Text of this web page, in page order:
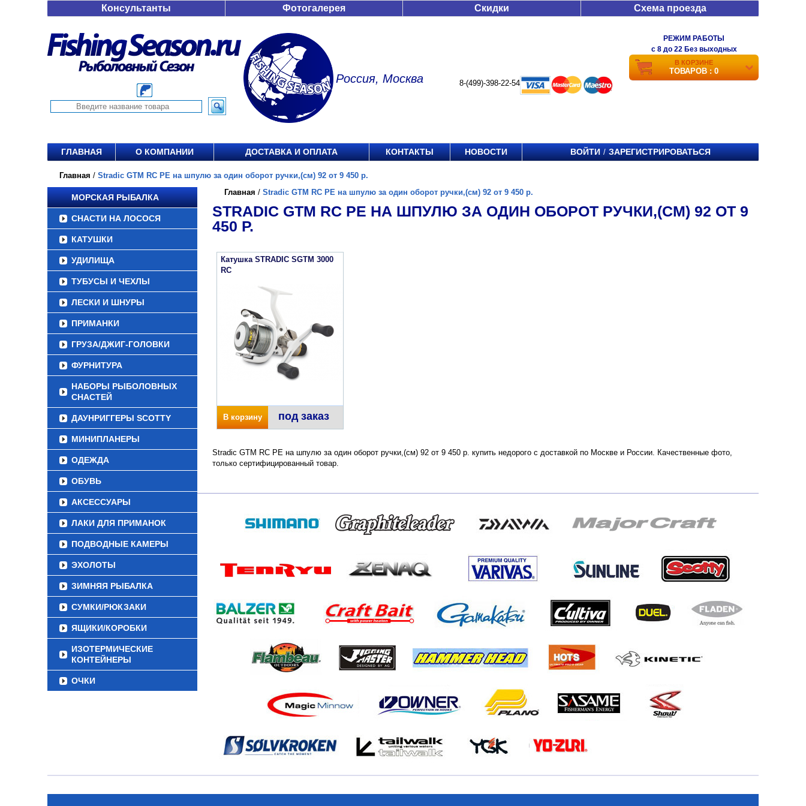
Консультанты Фотогалерея Скидки Схема проезда
Россия, Москва 8-(499)-398-22-54
РЕЖИМ РАБОТЫ
c 8 до 22 Без выходных
В КОРЗИНЕ
ТОВАРОВ : 0
ГЛАВНАЯ О КОМПАНИИ ДОСТАВКА И ОПЛАТА КОНТАКТЫ НОВОСТИ ВОЙТИ / ЗАРЕГИСТРИРОВАТЬСЯ
Главная / Stradic GTM RC PE на шпулю за один оборот ручки,(см) 92 от 9 450 р.
МОРСКАЯ РЫБАЛКА
СНАСТИ НА ЛОСОСЯ
КАТУШКИ
УДИЛИЩА
ТУБУСЫ И ЧЕХЛЫ
ЛЕСКИ И ШНУРЫ
ПРИМАНКИ
ГРУЗА/ДЖИГ-ГОЛОВКИ
ФУРНИТУРА
НАБОРЫ РЫБОЛОВНЫХ
СНАСТЕЙ
ДАУНРИГГЕРЫ SCOTTY
МИНИПЛАНЕРЫ
ОДЕЖДА
ОБУВЬ
АКСЕССУАРЫ
ЛАКИ ДЛЯ ПРИМАНОК
ПОДВОДНЫЕ КАМЕРЫ
ЭХОЛОТЫ
ЗИМНЯЯ РЫБАЛКА
СУМКИ/РЮКЗАКИ
ЯЩИКИ/КОРОБКИ
ИЗОТЕРМИЧЕСКИЕ
КОНТЕЙНЕРЫ
ОЧКИ
Главная / Stradic GTM RC PE на шпулю за один оборот ручки,(см) 92 от 9 450 р.
STRADIC GTM RC PE НА ШПУЛЮ ЗА ОДИН ОБОРОТ РУЧКИ,(СМ) 92 ОТ 9
450 Р.
Катушка STRADIC SGTM 3000
RC
В корзину под заказ
Stradic GTM RC PE на шпулю за один оборот ручки,(см) 92 от 9 450 р. купить недорого с доставкой по Москве и России. Качественные фото,
только сертифицированный товар.